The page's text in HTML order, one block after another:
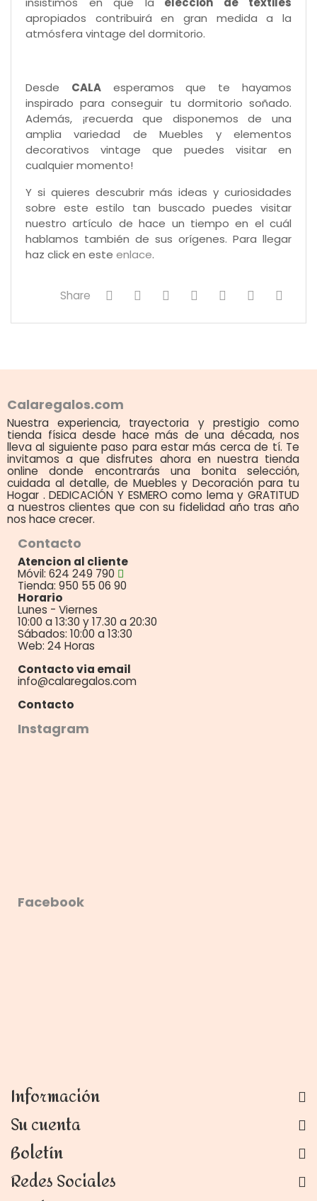
apropiados contribuirá en gran medida a la
atmósfera vintage del dormitorio.
Desde CALAesperamos que te hayamos
inspirado para conseguir tu dormitorio soñado.
Además, ¡recuerda que disponemos de una
amplia variedad de Muebles y elementos
decorativos vintage que puedes visitar en
cualquier momento!
Y si quieres descubrir más ideas y curiosidades
sobre este estilo tan buscado puedes visitar
nuestro artículo de hace un tiempo en el cuál
hablamos también de sus orígenes. Para llegar
haz click en este enlace.
Share
Calaregalos.com
Nuestra experiencia, trayectoria y prestigio como
tienda física desde hace más de una década, nos
lleva al siguiente paso para estar más cerca de tí. Te
invitamos a que disfrutes ahora en nuestra tienda
online donde encontrarás una bonita selección,
cuidada al detalle, de Muebles y Decoración para tu
Hogar . DEDICACIÓN Y ESMERO como lema y GRATITUD
a nuestros clientes que con su fidelidad año tras año
nos hace crecer.
Contacto
Atencion al cliente
Móvil: 624 249 790
Tienda: 950 55 06 90
Horario
Lunes - Viernes
10:00 a 13:30 y 17.30 a 20:30
Sábados: 10:00 a 13:30
Web: 24 Horas
Contacto via email
info@calaregalos.com
Contacto
Instagram
Facebook
Información
Su cuenta
Boletín
Redes Sociales